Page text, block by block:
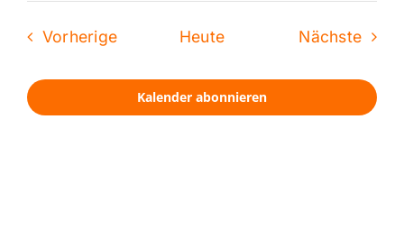
VorherigeVeranstaltungen
Heute Nächste
Kalender abonnieren